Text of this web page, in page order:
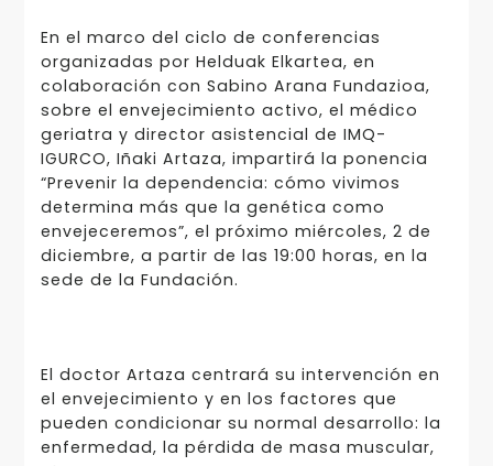
En el marco del ciclo de conferencias
organizadas por Helduak Elkartea, en
colaboración con Sabino Arana Fundazioa,
sobre el envejecimiento activo, el médico
geriatra y director asistencial de IMQ-
IGURCO, Iñaki Artaza, impartirá la ponencia
“Prevenir la dependencia: cómo vivimos
determina más que la genética como
envejeceremos”, el próximo miércoles, 2 de
diciembre, a partir de las 19:00 horas, en la
sede de la Fundación.
El doctor Artaza centrará su intervención en
el envejecimiento y en los factores que
pueden condicionar su normal desarrollo: la
enfermedad, la pérdida de masa muscular,